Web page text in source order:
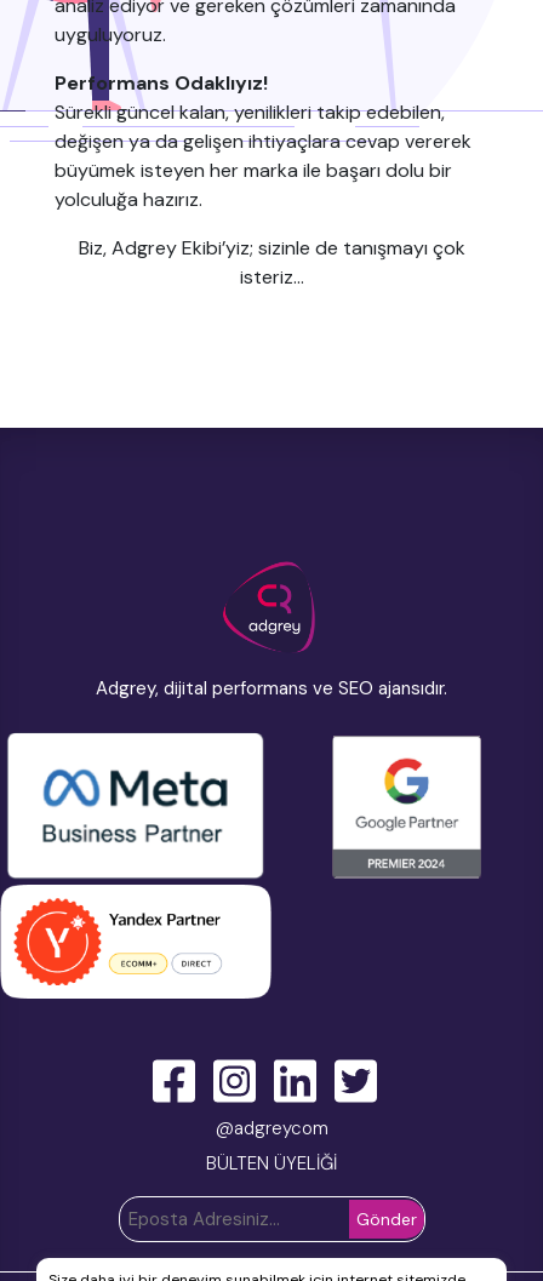
analiz ediyor ve gereken çözümleri zamanında
uyguluyoruz.
Performans Odaklıyız!
Sürekli güncel kalan, yenilikleri takip edebilen,
değişen ya da gelişen ihtiyaçlara cevap vererek
büyümek isteyen her marka ile başarı dolu bir
yolculuğa hazırız.
Biz, Adgrey Ekibi’yiz; sizinle de tanışmayı çok
isteriz...
Adgrey, dijital performans ve SEO ajansıdır.
@adgreycom
BÜLTEN ÜYELİĞİ